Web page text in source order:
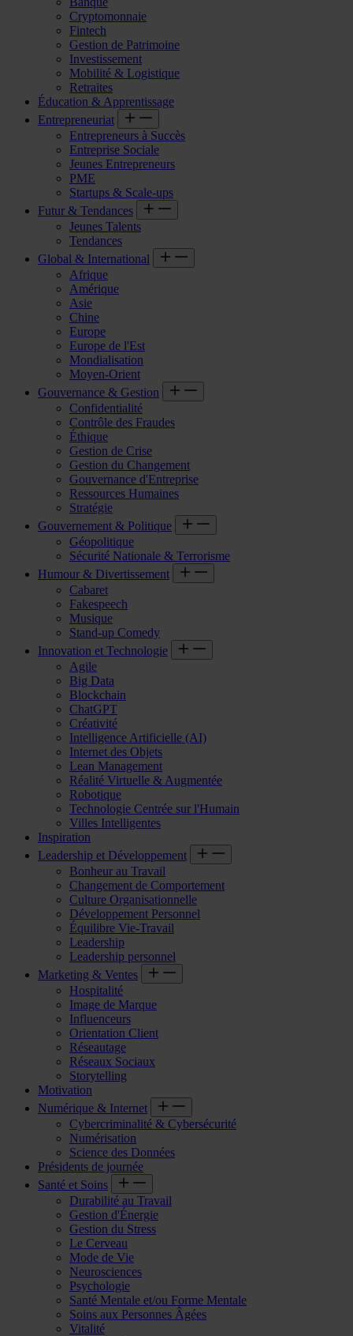
Cryptomonnaie
Fintech
Gestion de Patrimoine
Investissement
Mobilité & Logistique
Retraites
Éducation & Apprentissage
Entrepreneuriat
Entrepreneurs à Succès
Entreprise Sociale
Jeunes Entrepreneurs
PME
Startups & Scale-ups
Futur & Tendances
Jeunes Talents
Tendances
Global & International
Afrique
Amérique
Asie
Chine
Europe
Europe de l'Est
Mondialisation
Moyen-Orient
Gouvernance & Gestion
Confidentialité
Contrôle des Fraudes
Éthique
Gestion de Crise
Gestion du Changement
Gouvernance d'Entreprise
Ressources Humaines
Stratégie
Gouvernement & Politique
Géopolitique
Sécurité Nationale & Terrorisme
Humour & Divertissement
Cabaret
Fakespeech
Musique
Stand-up Comedy
Innovation et Technologie
Agile
Big Data
Blockchain
ChatGPT
Créativité
Intelligence Artificielle (AI)
Internet des Objets
Lean Management
Réalité Virtuelle & Augmentée
Robotique
Technologie Centrée sur l'Humain
Villes Intelligentes
Inspiration
Leadership et Développement
Bonheur au Travail
Changement de Comportement
Culture Organisationnelle
Développement Personnel
Équilibre Vie-Travail
Leadership
Leadership personnel
Marketing & Ventes
Hospitalité
Image de Marque
Influenceurs
Orientation Client
Réseautage
Réseaux Sociaux
Storytelling
Motivation
Numérique & Internet
Cybercriminalité & Cybersécurité
Numérisation
Science des Données
Présidents de journée
Santé et Soins
Durabilité au Travail
Gestion d'Énergie
Gestion du Stress
Le Cerveau
Mode de Vie
Neurosciences
Psychologie
Santé Mentale et/ou Forme Mentale
Soins aux Personnes Âgées
Vitalité